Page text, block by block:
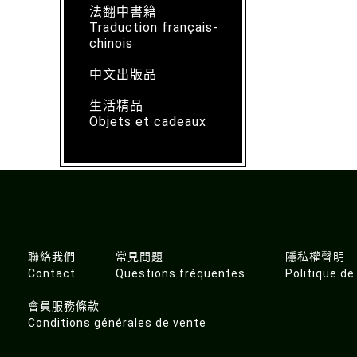
法翻中書籍
Traduction français-
chinois
中文出版品
生活精品
Objets et cadeaux
聯絡我們
Contact
常見問題
Questions fréquentes
隱私權聲明
Politique
會員服務條款
Conditions générales de vente